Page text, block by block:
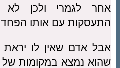
אחר לגמרי ולכן לא
התעסקות עם אותו
אבל אדם שאין לו יראת
שהוא נמצא במקומות של